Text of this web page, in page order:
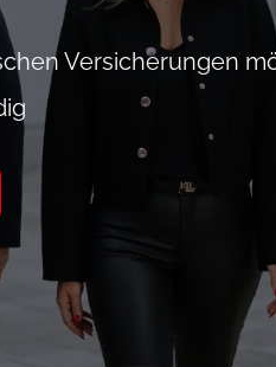
Versicherungen